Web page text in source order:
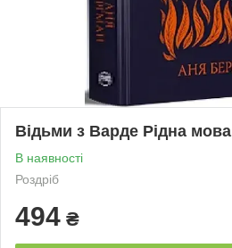
Відьми з Варде Рідна мова
В наявності
Роздріб
494 ₴